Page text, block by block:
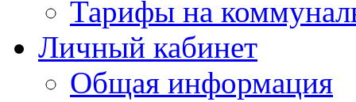
Тарифы на
Личный кабинет
Общая информация